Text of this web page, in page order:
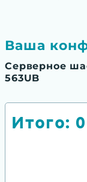
Ваша
Серверное
563UB
Итого: 0